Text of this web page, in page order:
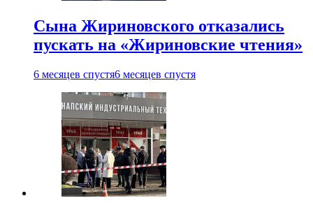
Сына Жириновского отказались
пускать на «Жириновские чтения»
6 месяцев спустя6 месяцев спустя